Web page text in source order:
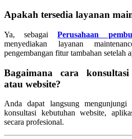
Apakah tersedia layanan
Ya, sebagaiPerusahaan
menyediakan layanan
pengembangan fitur tambahan setelah
Bagaimana cara
atau website?
Anda dapat langsung mengunjungi
konsultasi kebutuhan website,
secara profesional.